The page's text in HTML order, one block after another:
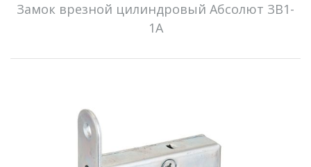
Замок врезной цилиндровый Абсолют ЗВ1-
1А